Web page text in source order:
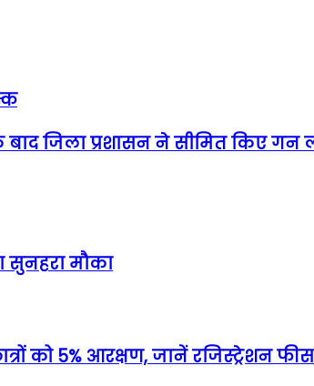
जिला प्रशासन ने सीमित किए गन
सुनहरा मौका
को 5% आरक्षण, जानें